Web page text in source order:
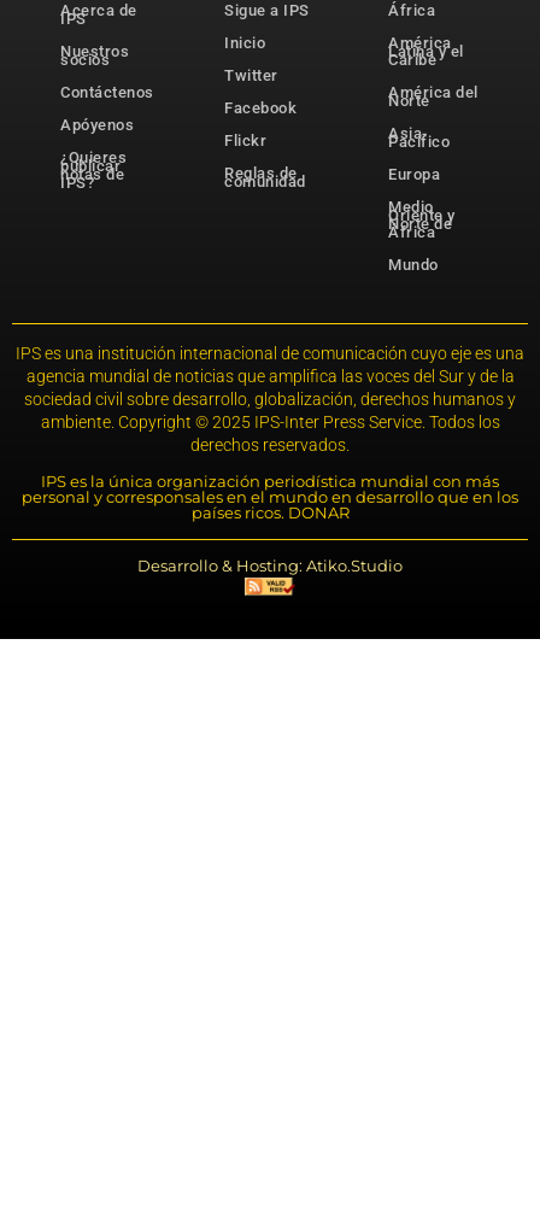
Acerca de
IPS
Nuestros
socios
Contáctenos
Apóyenos
¿Quieres
publicar
notas de
IPS?
Sigue a IPS
Inicio
Twitter
Facebook
Flickr
Reglas de
comunidad
África
América
Latina y el
Caribe
América del
Norte
Asia-
Pacífico
Europa
Medio
Oriente y
Norte de
África
Mundo
IPS es una institución internacional de comunicación cuyo eje es una
agencia mundial de noticias que amplifica las voces del Sur y de la
sociedad civil sobre desarrollo, globalización, derechos humanos y
ambiente. Copyright © 2025 IPS-Inter Press Service. Todos los
derechos reservados.
IPS es la única organización periodística mundial con más
personal y corresponsales en el mundo en desarrollo que en los
países ricos. DONAR
Desarrollo & Hosting: Atiko.Studio